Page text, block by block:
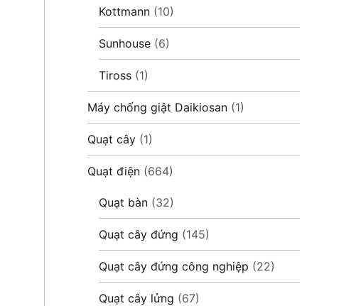
Kottmann (10)
Sunhouse (6)
Tiross (1)
Máy chống giật Daikiosan (1)
Quạt cây (1)
Quạt điện (664)
Quạt bàn (32)
Quạt cây đứng (145)
Quạt cây đứng công nghiệp (22)
Quạt cây lửng (67)